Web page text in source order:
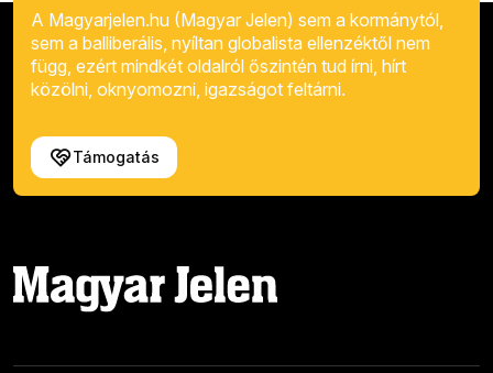
A Magyarjelen.hu (Magyar Jelen) sem a kormánytól,
sem a balliberális, nyíltan globalista ellenzéktől nem
függ, ezért mindkét oldalról őszintén tud írni, hírt
közölni, oknyomozni, igazságot feltárni.
Támogatás